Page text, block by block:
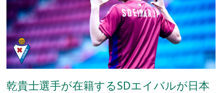
乾貴士選手が在籍するSDエイバルが日本